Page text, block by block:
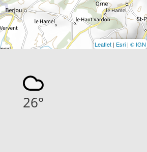
Leaflet | Esri | © IGN
26°